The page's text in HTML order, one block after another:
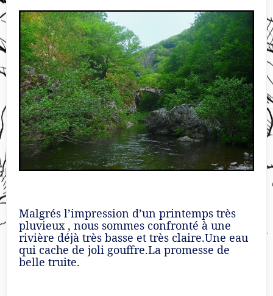
Malgrés l’impression d’un printemps très
pluvieux , nous sommes confronté à une
rivière déjà très basse et très claire.Une eau
qui cache de joli gouffre.La promesse de
belle truite.